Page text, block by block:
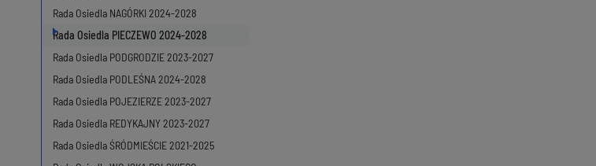
Rada Osiedla NAGÓRKI 2024-2028
Rada Osiedla PIECZEWO 2024-2028
Rada Osiedla PODGRODZIE 2023-2027
Rada Osiedla PODLEŚNA 2024-2028
Rada Osiedla POJEZIERZE 2023-2027
Rada Osiedla REDYKAJNY 2023-2027
Rada Osiedla ŚRÓDMIEŚCIE 2021-2025